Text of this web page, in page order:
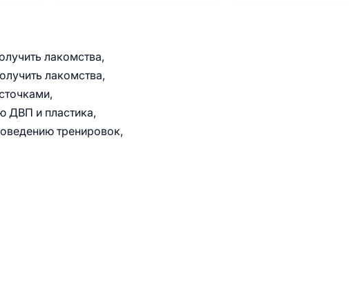
лакомства,
лакомства,
ДВП и пластика,
тренировок,